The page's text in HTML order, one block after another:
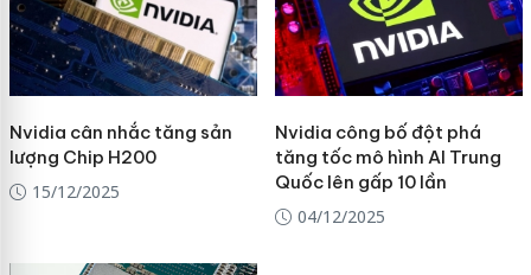
Nvidia cân nhắc tăng sản
lượng Chip H200
15/12/2025
Nvidia công bố đột phá
tăng tốc mô hình AI Trung
Quốc lên gấp 10 lần
04/12/2025